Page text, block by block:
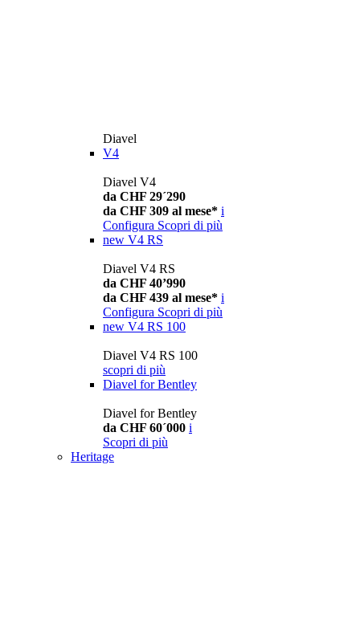
Diavel
V4
Diavel V4
da CHF 29´290
da CHF 309 al mese* i
Configura Scopri di più
new V4 RS
Diavel V4 RS
da CHF 40’990
da CHF 439 al mese* i
Configura Scopri di più
new V4 RS 100
Diavel V4 RS 100
scopri di più
Diavel for Bentley
Diavel for Bentley
da CHF 60´000 i
Scopri di più
Heritage